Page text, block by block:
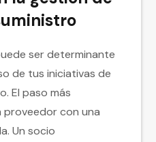
ser determinante
de tus iniciativas de
El paso más
proveedor con una
Un socio